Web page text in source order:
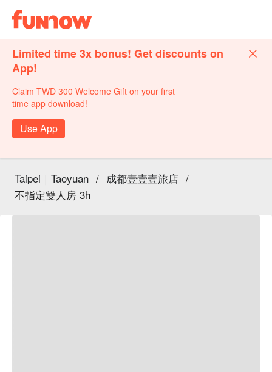
Limited time 3x bonus! Get discounts on
App!
Claim TWD 300 Welcome Gift on your first
time app download!
Use App
Taipei｜Taoyuan / 成都壹壹壹旅店 /
不指定雙人房 3h